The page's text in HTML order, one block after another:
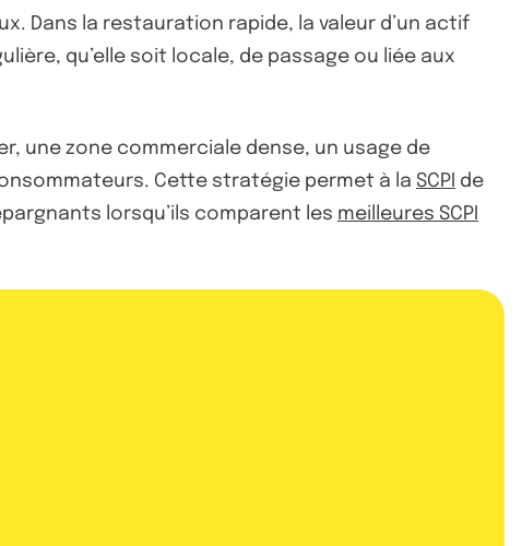
Dans la restauration rapide, la valeur d’un actif
qu’elle soit locale, de passage ou liée aux
une zone commerciale dense, un usage de
Cette stratégie permet à la SCPI de
lorsqu’ils comparent les meilleures SCPI